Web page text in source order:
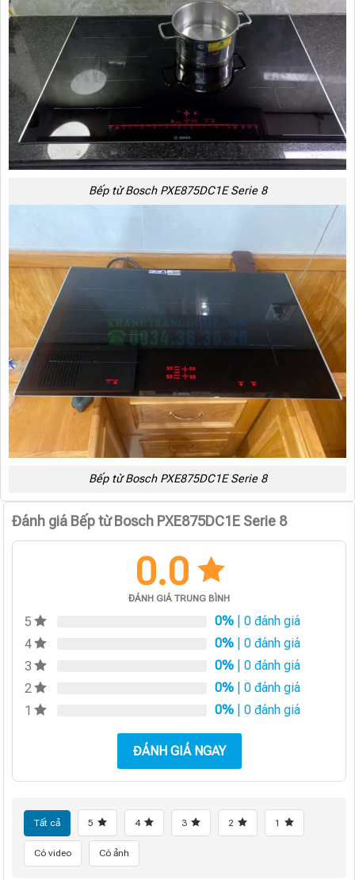
Bếp từ Bosch PXE875DC1E Serie 8
Bếp từ Bosch PXE875DC1E Serie 8
Đánh giá Bếp từ Bosch PXE875DC1E Serie 8
0.0
ĐÁNH GIÁ TRUNG BÌNH
5 0% | 0 đánh giá
4
0% | 0 đánh giá
3
0% | 0 đánh giá
2
0% | 0 đánh giá
1
0% | 0 đánh giá
ĐÁNH GIÁ NGAY
Tất cả 5 4 3 2 1
Có video Có ảnh